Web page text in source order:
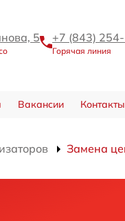
5 +7 (843)
Горячая линия
Вакансии Контакты
Замена